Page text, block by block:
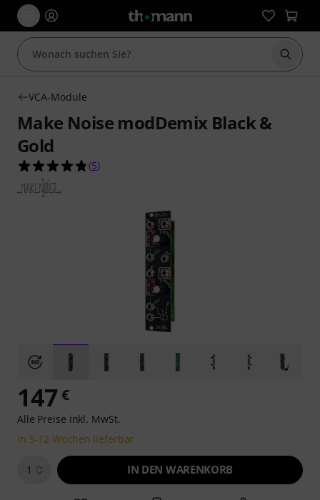
Suche
VCA-Module
Make Noise modDemix Black &
Gold
4.8 von 5 Sternen aus 5 Kundenbewertungen
(5)
147 €
Alle Preise inkl. MwSt.
In 9-12 Wochen lieferbar
1 IN DEN WARENKORB